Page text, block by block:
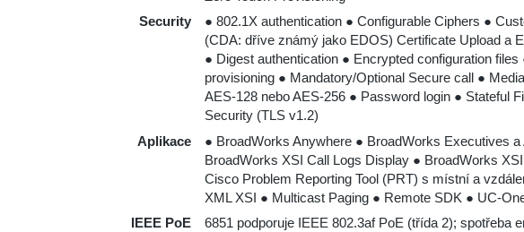
Security
● 802.1X authentication ● Configurable Ciphers ●
(CDA: dříve známý jako EDOS) Certificate Upload a
● Digest authentication ● Encrypted configuration
provisioning ● Mandatory/Optional Secure call ●
AES-128 nebo AES-256 ● Password login ● Stateful
Security (TLS v1.2)
Aplikace
● BroadWorks Anywhere ● BroadWorks Executives
BroadWorks XSI Call Logs Display ● BroadWorks
Cisco Problem Reporting Tool (PRT) s místní a
XML XSI ● Multicast Paging ● Remote SDK ● UC-
IEEE PoE
6851 podporuje IEEE 802.3af PoE (třída 2); spotřeba